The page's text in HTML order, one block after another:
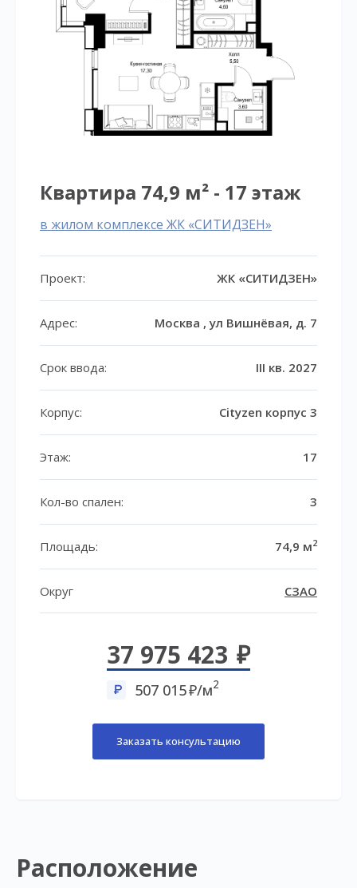
Квартира 74,9 м² - 17 этаж
в жилом комплексе ЖК «СИТИДЗЕН»
Проект: ЖК «СИТИДЗЕН»
Адрес: Москва , ул Вишнёвая, д. 7
Срок ввода: III кв. 2027
Корпус: Cityzen корпус 3
Этаж: 17
Кол-во спален: 3
Площадь: 74,9 м2
Округ СЗАО
37 975 423
507 015 /м2
Заказать консультацию
Расположение